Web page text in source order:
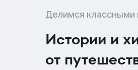
Делимся классными
Истории и
от